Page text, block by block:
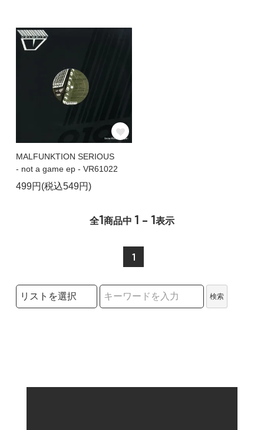
MALFUNKTION SERIOUS
- not a game ep - VR61022
499円(税込549円)
全1商品中 1 - 1表示
1
検索リストの選択
検索